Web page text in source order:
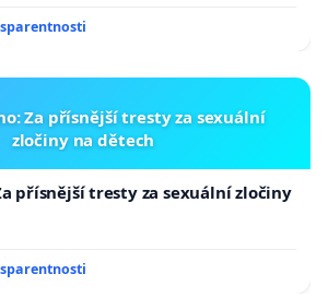
Za přísnější tresty za sexuální
zločiny na dětech
přísnější tresty za sexuální zločiny